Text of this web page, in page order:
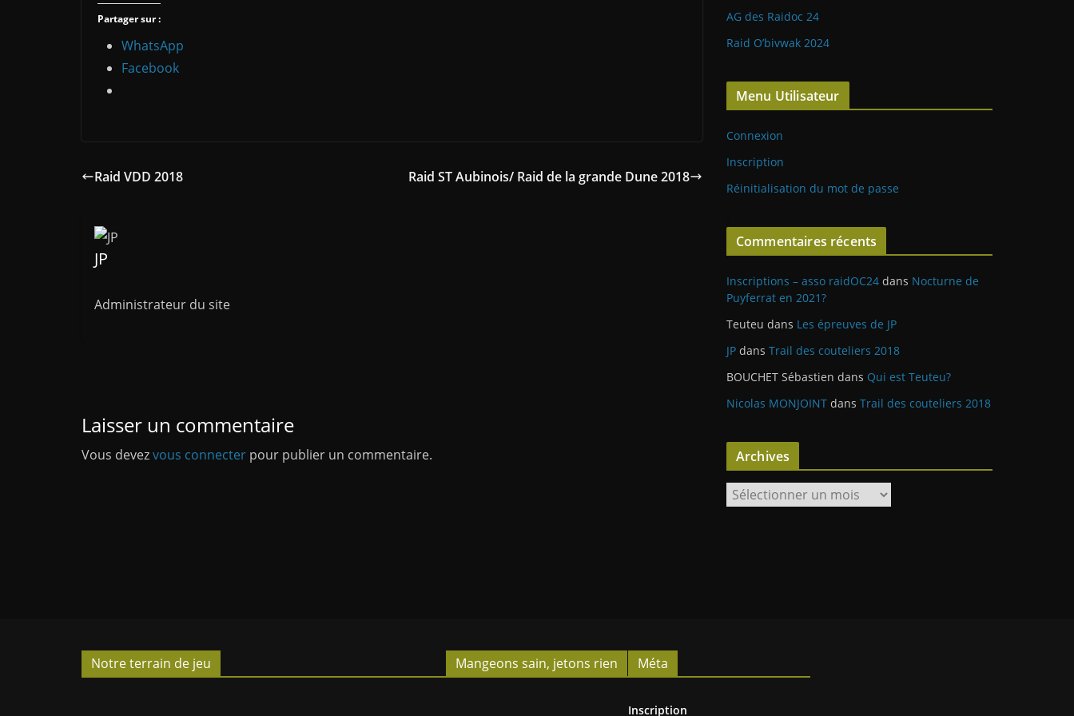
Partager sur :
WhatsApp
Facebook
Raid VDD 2018 Raid ST Aubinois/ Raid de la grande Dune 2018
JP
Administrateur du site
Laisser un commentaire
Vous devezvous connecter pour publier un commentaire.
AG des Raidoc 24
Raid O’bivwak 2024
Menu Utilisateur
Connexion
Inscription
Réinitialisation du mot de passe
Commentaires récents
Inscriptions – asso raidOC24 dans Nocturne de
Puyferrat en 2021?
Teuteu dans Les épreuves de JP
JP dans Trail des couteliers 2018
BOUCHET Sébastien dans Qui est Teuteu?
Nicolas MONJOINT dans Trail des couteliers 2018
Archives
r
Notre terrain de jeu Mangeons sain, jetons rien Méta
Inscription